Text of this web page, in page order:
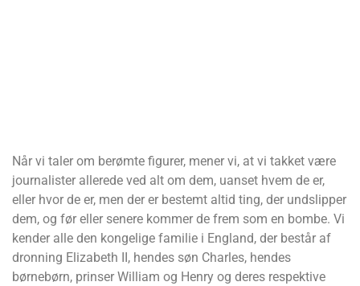
Når vi taler om berømte figurer, mener vi, at vi takket være
journalister allerede ved alt om dem, uanset hvem de er,
eller hvor de er, men der er bestemt altid ting, der undslipper
dem, og før eller senere kommer de frem som en bombe. Vi
kender alle den kongelige familie i England, der består af
dronning Elizabeth II, hendes søn Charles, hendes
børnebørn, prinser William og Henry og deres respektive